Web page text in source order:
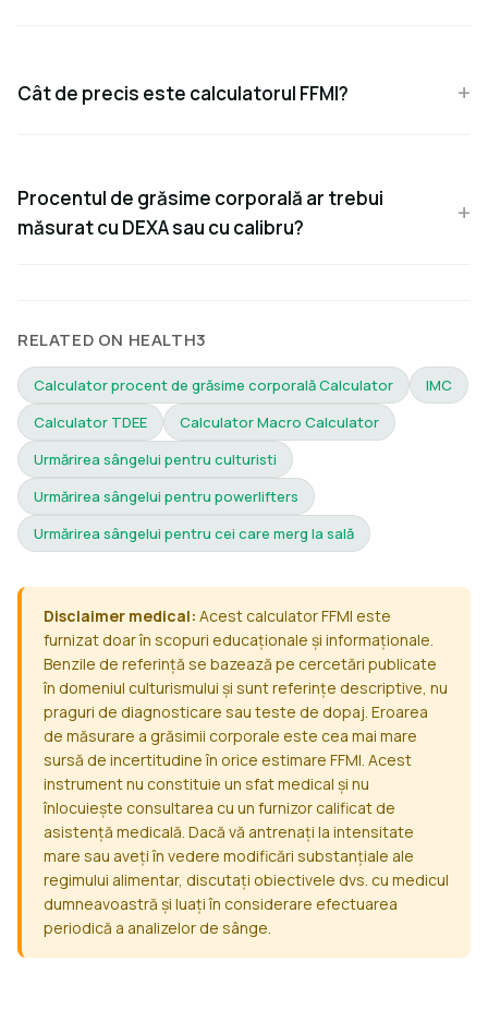
Cât de precis este calculatorul FFMI?
Procentul de grăsime corporală ar trebui
măsurat cu DEXA sau cu calibru?
RELATED ON HEALTH3
Calculator procent de grăsime corporală Calculator
IMC
Calculator TDEE
Calculator Macro Calculator
Urmărirea sângelui pentru culturisti
Urmărirea sângelui pentru powerlifters
Urmărirea sângelui pentru cei care merg la sală
Disclaimer medical: Acest calculator FFMI este
furnizat doar în scopuri educaționale și informaționale.
Benzile de referință se bazează pe cercetări publicate
în domeniul culturismului și sunt referințe descriptive, nu
praguri de diagnosticare sau teste de dopaj. Eroarea
de măsurare a grăsimii corporale este cea mai mare
sursă de incertitudine în orice estimare FFMI. Acest
instrument nu constituie un sfat medical și nu
înlocuiește consultarea cu un furnizor calificat de
asistență medicală. Dacă vă antrenați la intensitate
mare sau aveți în vedere modificări substanțiale ale
regimului alimentar, discutați obiectivele dvs. cu medicul
dumneavoastră și luați în considerare efectuarea
periodică a analizelor de sânge.